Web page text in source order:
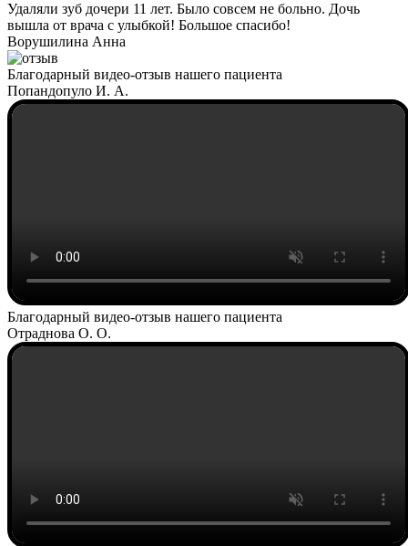
Удаляли зуб дочери 11 лет. Было совсем не больно. Дочь
вышла от врача с улыбкой! Большое спасибо!
Ворушилина Анна
Благодарный видео-отзыв нашего пациента
Попандопуло И. А.
Благодарный видео-отзыв нашего пациента
Отраднова О. О.